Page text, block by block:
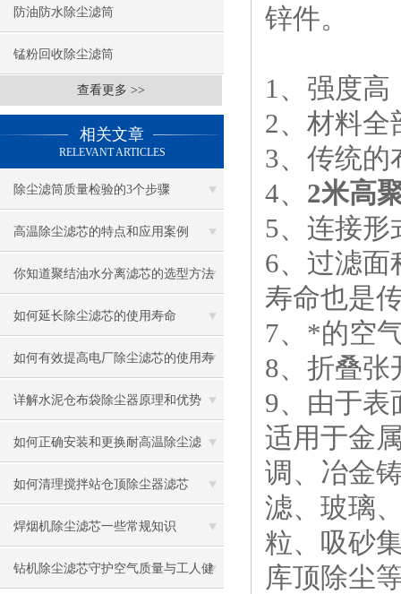
防油防水除尘滤筒
锰粉回收除尘滤筒
查看更多 >>
相关文章
RELEVANT ARTICLES
除尘滤筒质量检验的3个步骤
高温除尘滤芯的特点和应用案例
你知道聚结油水分离滤芯的选型方法
是什么么
如何延长除尘滤芯的使用寿命
如何有效提高电厂除尘滤芯的使用寿
命
详解水泥仓布袋除尘器原理和优势
如何正确安装和更换耐高温除尘滤
芯？
如何清理搅拌站仓顶除尘器滤芯
焊烟机除尘滤芯一些常规知识
钻机除尘滤芯守护空气质量与工人健
锌件。
1、强度高
2、材料全
3、传统
4、 2米高
5、连接
6、过滤面
寿命也是
7、*的空
8、折叠张
9、由于表
适用于金
调、冶金
滤、玻璃
粒、吸砂
库顶除尘